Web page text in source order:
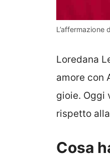
Loredana
amore con
gioie. Oggi
rispetto
Cosa